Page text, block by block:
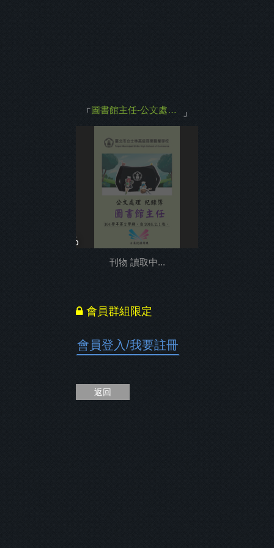
「 圖書館主任-公文處理紀錄簿(104學年第2學期) 」
0%
刊物 讀取中...
會員群組限定
會員登入/我要註冊
返回